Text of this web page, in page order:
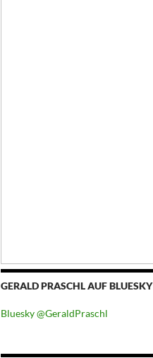
GERALD PRASCHL AUF BLUESKY
Bluesky @GeraldPraschl